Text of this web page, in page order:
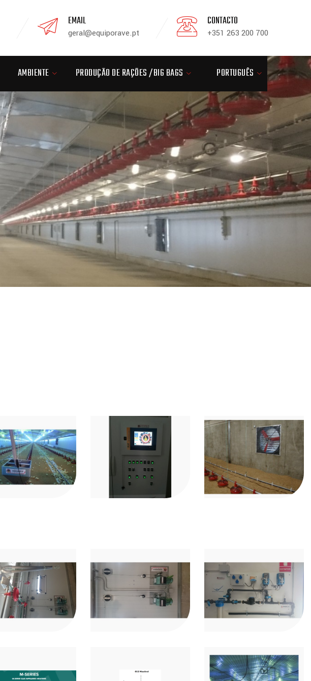
EMAIL
geral@equiporave.pt
CONTACTO
+351 263 200 700
AMBIENTE PRODUÇÃO DE RAÇÕES /BIG BAGS PORTUGUÊS